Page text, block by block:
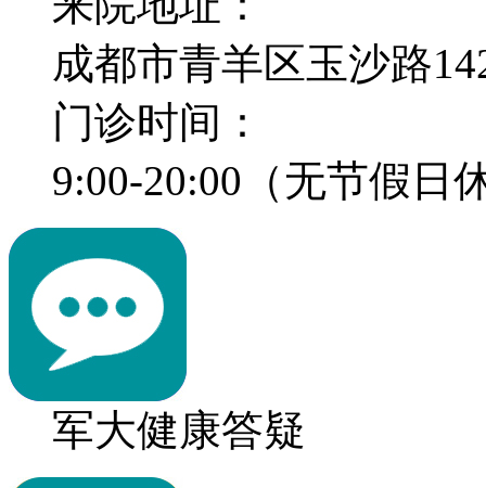
成都市青羊区玉沙路
门诊时间：
9:00-20:00（无节假日
军大健康答疑